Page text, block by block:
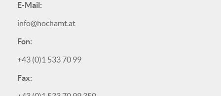
E-Mail:
info@hochamt.at
Fon:
+43 (0)1 533 70 99
Fax: